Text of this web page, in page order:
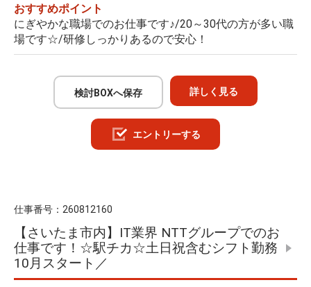
おすすめポイント
にぎやかな職場でのお仕事です♪/20～30代の方が多い職
場です☆/研修しっかりあるので安心！
検討BOXへ保存 詳しく見る
エントリーする
仕事番号： 260812160
【さいたま市内】IT業界 NTTグループでのお
仕事です！☆駅チカ☆土日祝含むシフト勤務
10月スタート／